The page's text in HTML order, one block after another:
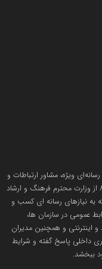
ویژه، مشاور ارتباطات و
رسانه و دارنده مجوز رسانه رسمی با شماره ثبت 86752 از وزارت محترم فرهنگ و ارشاد
به نیازهای رسانه ای کسب و
عمومی در سازمان ها،
اینترنتی و همچنین مدیران
داخلی پاسخ گفته و شرایط
ببخشد.